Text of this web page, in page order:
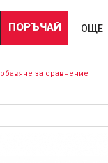
ПОРЪЧАЙ ОЩЕ
за сравнение